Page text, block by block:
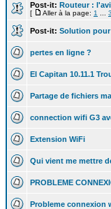
Post-it: Routeur :
[ Aller à la page: 1 3
Post-it: Solution pour
pertes en ligne ?
El Capitan 10.11.1
Partage de fichiers
connection wifi G3
Extension WiFi
Qui vient me mettre
PROBLEME
Probleme connexion